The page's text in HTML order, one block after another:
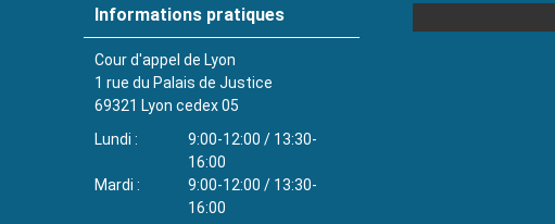
Informations pratiques
Cour d'appel de Lyon
1 rue du Palais de Justice
69321 Lyon cedex 05
Lundi
9:00-12:00 / 13:30-
16:00
Mardi
9:00-12:00 / 13:30-
16:00